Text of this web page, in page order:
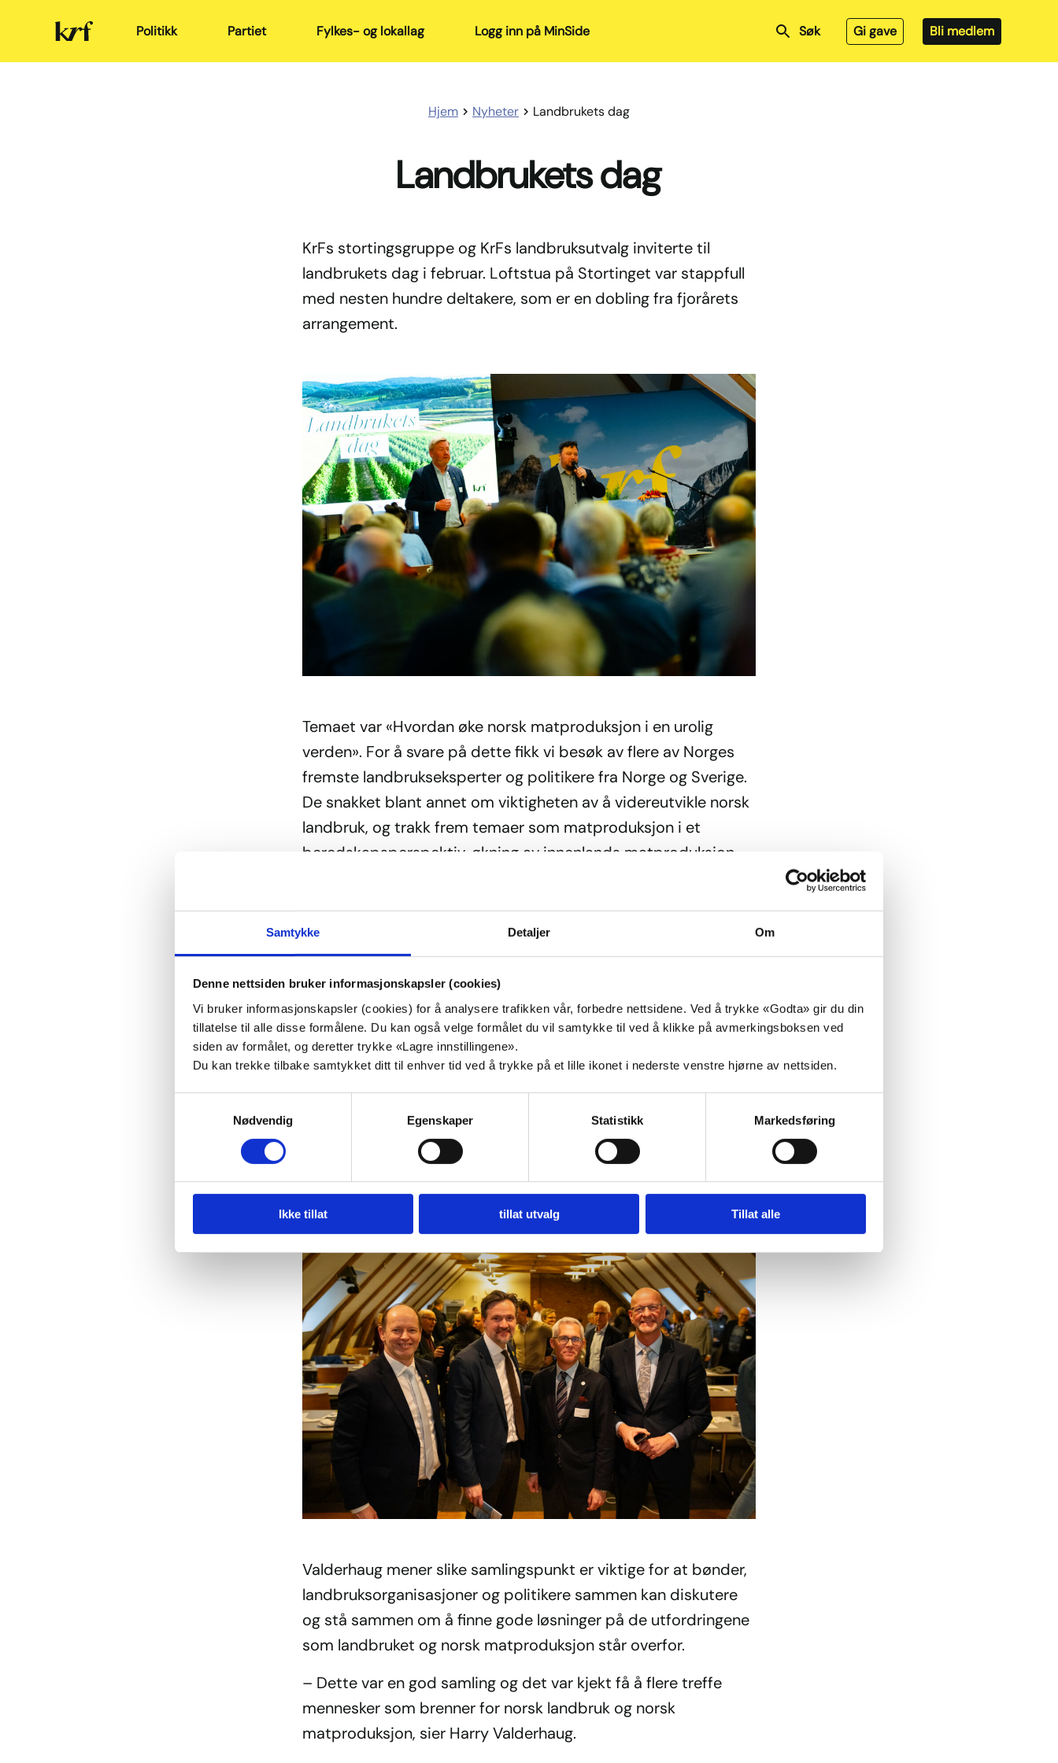
Samtykke Detaljer Om
Denne nettsiden bruker informasjonskapsler (cookies)
Vi bruker informasjonskapsler (cookies) for å analysere trafikken vår, forbedre nettsidene. Ved å trykke «Godta» gir du din
tillatelse til alle disse formålene. Du kan også velge formålet du vil samtykke til ved å klikke på avmerkingsboksen ved
siden av formålet, og deretter trykke «Lagre innstillingene».
Du kan trekke tilbake samtykket ditt til enhver tid ved å trykke på et lille ikonet i nederste venstre hjørne av nettsiden.
Nødvendig
Egenskaper Statistikk Markedsføring
Ikke tillat tillat utvalg Tillat alle
Kristelig
Folkeparti Politikk Partiet Fylkes- og lokallag Logg inn på MinSide Søk Gi gave Bli medlem
Hjem Nyheter Landbrukets dag
Landbrukets dag
KrFs stortingsgruppe og KrFs landbruksutvalg inviterte til
landbrukets dag i februar. Loftstua på Stortinget var stappfull
med nesten hundre deltakere, som er en dobling fra fjorårets
arrangement.
Temaet var «Hvordan øke norsk matproduksjon i en urolig
verden». For å svare på dette fikk vi besøk av flere av Norges
fremste landbrukseksperter og politikere fra Norge og Sverige.
De snakket blant annet om viktigheten av å videreutvikle norsk
landbruk, og trakk frem temaer som matproduksjon i et
beredskapsperspektiv, økning av innenlands matproduksjon,
Harry Valderhaug, KrFs stortingsrepresentant fra Møre og
samlingen og heier på det norske landbruket.
– Landbruk i hele landet og norsk matproduksjon er en viktig
sak for KrF. I tillegg ønsker KrF å tette inntekstgapet mellom
bønder og andre grupper, styrke matvareberedskapen, øke
selvforsyningsgraden og at det skal være enklere for unge å ta
over gårder gjennom gode låneordninger, forteller KrFs
stortingsrepresentant.
Valderhaug mener slike samlingspunkt er viktige for at bønder,
landbruksorganisasjoner og politikere sammen kan diskutere
og stå sammen om å finne gode løsninger på de utfordringene
som landbruket og norsk matproduksjon står overfor.
– Dette var en god samling og det var kjekt få å flere treffe
mennesker som brenner for norsk landbruk og norsk
matproduksjon, sier Harry Valderhaug.